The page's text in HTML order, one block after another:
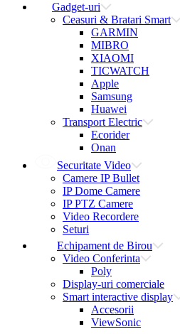
Gadget-uri
Ceasuri & Bratari Smart
GARMIN
MIBRO
XIAOMI
TICWATCH
Apple
Samsung
Huawei
Transport Electric
Ecorider
Onan
Securitate Video
Camere IP Bullet
IP Dome Camere
IP PTZ Camere
Video Recordere
Seturi
Echipament de Birou
Video Conferinta
Poly
Display-uri comerciale
Smart interactive display
Accesorii
ViewSonic